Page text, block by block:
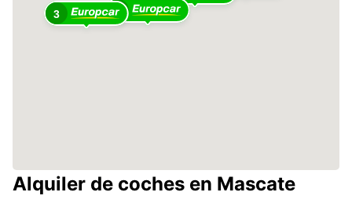
8
3
Alquiler de coches en Mascate